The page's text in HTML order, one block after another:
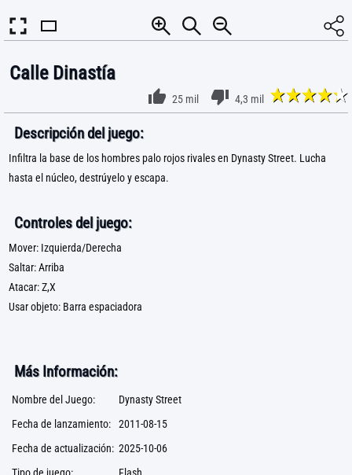
Calle Dinastía
25 mil 4,3 mil
Descripción del juego:
Infiltra la base de los hombres palo rojos rivales en Dynasty Street. Lucha
hasta el núcleo, destrúyelo y escapa.
Controles del juego:
Mover: Izquierda/Derecha
Saltar: Arriba
Atacar: Z,X
Usar objeto: Barra espaciadora
Más Información:
Nombre del Juego:
Dynasty Street
Fecha de lanzamiento: 2011-08-15
Fecha de actualización: 2025-10-06